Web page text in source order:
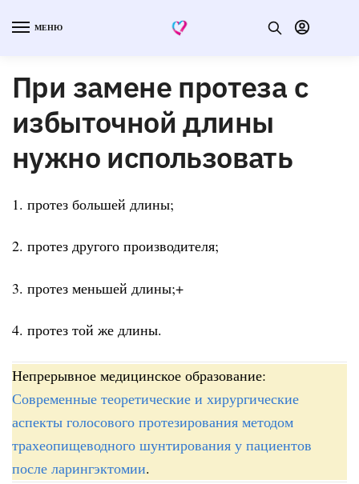
МЕНЮ
При замене протеза с
избыточной длины
нужно использовать
1. протез большей длины;
2. протез другого производителя;
3. протез меньшей длины;+
4. протез той же длины.
Непрерывное медицинское образование:
Современные теоретические и хирургические
аспекты голосового протезирования методом
трахеопищеводного шунтирования у пациентов
после ларингэктомии.